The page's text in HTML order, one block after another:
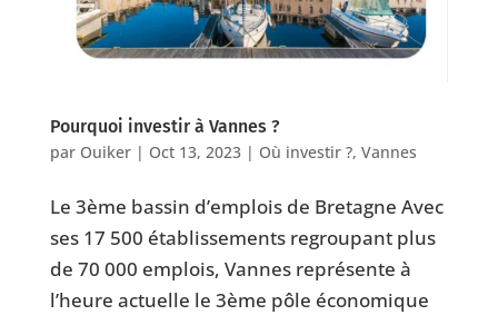
Pourquoi investir à Vannes ?
par Ouiker| Oct 13, 2023| Où investir ?, Vannes
Le 3ème bassin d’emplois de Bretagne Avec
ses 17 500 établissements regroupant plus
de 70 000 emplois, Vannes représente à
l’heure actuelle le 3ème pôle économique